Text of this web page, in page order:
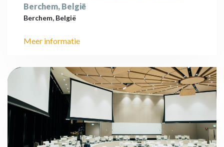
Berchem, België
Berchem, België
Meer informatie